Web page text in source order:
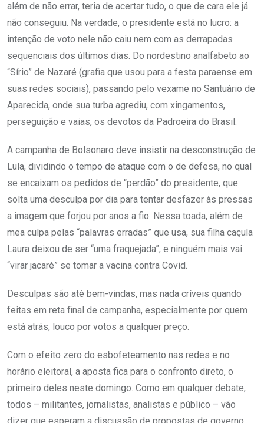
além de não errar, teria de acertar tudo, o que de cara ele já
não conseguiu. Na verdade, o presidente está no lucro: a
intenção de voto nele não caiu nem com as derrapadas
sequenciais dos últimos dias. Do nordestino analfabeto ao
“Sírio” de Nazaré (grafia que usou para a festa paraense em
suas redes sociais), passando pelo vexame no Santuário de
Aparecida, onde sua turba agrediu, com xingamentos,
perseguição e vaias, os devotos da Padroeira do Brasil.
A campanha de Bolsonaro deve insistir na desconstrução de
Lula, dividindo o tempo de ataque com o de defesa, no qual
se encaixam os pedidos de “perdão” do presidente, que
solta uma desculpa por dia para tentar desfazer às pressas
a imagem que forjou por anos a fio. Nessa toada, além de
mea culpa pelas “palavras erradas” que usa, sua filha caçula
Laura deixou de ser “uma fraquejada”, e ninguém mais vai
“virar jacaré” se tomar a vacina contra Covid.
Desculpas são até bem-vindas, mas nada críveis quando
feitas em reta final de campanha, especialmente por quem
está atrás, louco por votos a qualquer preço.
Com o efeito zero do esbofeteamento nas redes e no
horário eleitoral, a aposta fica para o confronto direto, o
primeiro deles neste domingo. Como em qualquer debate,
todos – militantes, jornalistas, analistas e público – vão